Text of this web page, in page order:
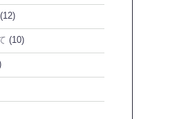
(12)
(10)